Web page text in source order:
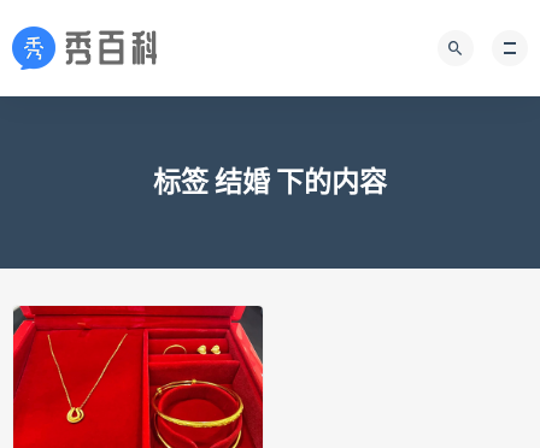
标签 结婚 下的内容